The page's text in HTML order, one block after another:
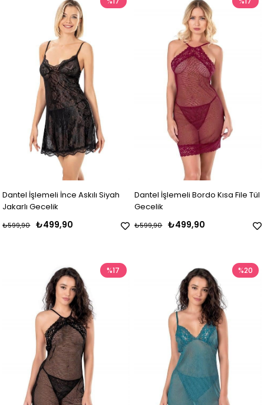
Dantel İşlemeli İnce Askılı Siyah
Jakarlı Gecelik
₺499,90
₺599,90
Dantel İşlemeli Bordo Kısa File Tül
Gecelik
₺499,90
₺599,90
%17 %20